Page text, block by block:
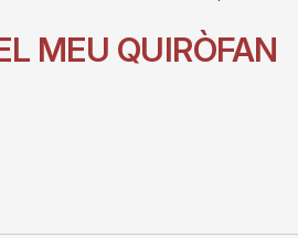
MEU QUIRÒFAN